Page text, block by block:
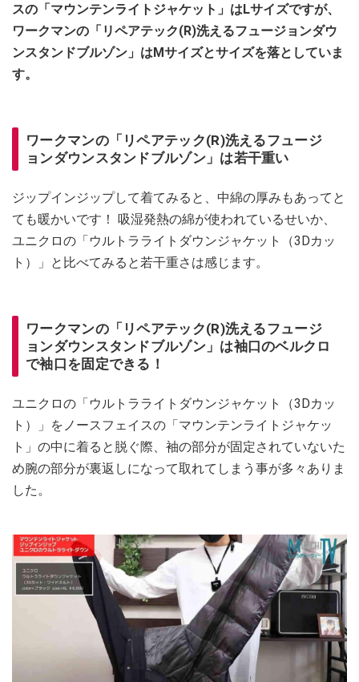
スの「マウンテンライトジャケット」はLサイズですが、
ワークマンの「リペアテック(R)洗えるフュージョンダウ
ンスタンドブルゾン」はMサイズとサイズを落としていま
す。
ワークマンの「リペアテック(R)洗えるフュージ
ョンダウンスタンドブルゾン」は若干重い
ジップインジップして着てみると、中綿の厚みもあってと
ても暖かいです！ 吸湿発熱の綿が使われているせいか、
ユニクロの「ウルトラライトダウンジャケット（3Dカッ
ト）」と比べてみると若干重さは感じます。
ワークマンの「リペアテック(R)洗えるフュージ
ョンダウンスタンドブルゾン」は袖口のベルクロ
で袖口を固定できる！
ユニクロの「ウルトラライトダウンジャケット（3Dカッ
ト）」をノースフェイスの「マウンテンライトジャケッ
ト」の中に着ると脱ぐ際、袖の部分が固定されていないた
め腕の部分が裏返しになって取れてしまう事が多々ありま
した。